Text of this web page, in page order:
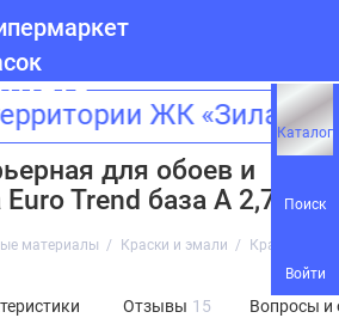
Каталог
Поиск
Войти
ЖК
для обоев и
Trend база A 2,7 л
материалы Краски и эмали Краска
Отзывы 15 Вопросы и